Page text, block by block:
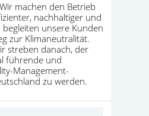
Wir machen den Betrieb
nachhaltiger und
unsere Kunden
zur Klimaneutralität.
streben danach, der
führende und
Management-
zu werden.